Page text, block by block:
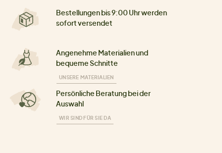
Bestellungen bis 9:00 Uhr werden
sofort versendet
Angenehme Materialien und
bequeme Schnitte
UNSERE MATERIALIEN
Persönliche Beratung bei der
Auswahl
WIR SIND FÜR SIE DA